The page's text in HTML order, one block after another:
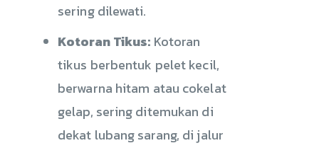
sering dilewati.
Kotoran Tikus: Kotoran
tikus berbentuk pelet kecil,
berwarna hitam atau cokelat
gelap, sering ditemukan di
dekat lubang sarang, di jalur